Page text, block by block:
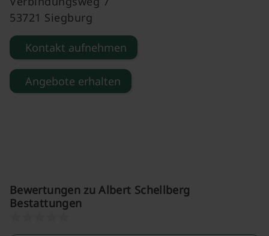
53721 Siegburg
Kontakt aufnehmen
Angebote erhalten
Bewertungen zu Albert Schellberg
Bestattungen